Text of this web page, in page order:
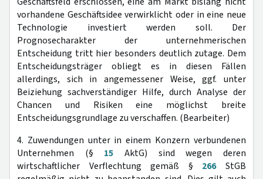
vorhandene Geschäftsidee verwirklicht oder in eine neue
Technologie investiert werden soll. Der
Prognosecharakter der unternehmerischen
Entscheidung tritt hier besonders deutlich zutage. Dem
Entscheidungsträger obliegt es in diesen Fällen
allerdings, sich in angemessener Weise, ggf. unter
Beiziehung sachverständiger Hilfe, durch Analyse der
Chancen und Risiken eine möglichst breite
Entscheidungsgrundlage zu verschaffen. (Bearbeiter)
4. Zuwendungen unter in einem Konzern verbundenen
Unternehmen (§ 15 AktG) sind wegen deren
wirtschaftlicher Verflechtung gemäß § 266StGB